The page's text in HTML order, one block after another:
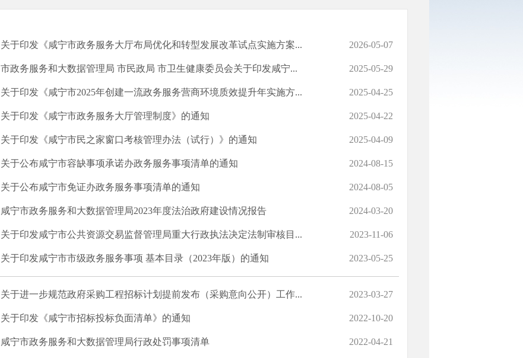
关于印发《咸宁市政务服务大厅布局优化和转型发展改革试点实施方案... 2026-05-07
市政务服务和大数据管理局 市民政局 市卫生健康委员会关于印发咸宁... 2025-05-29
关于印发《咸宁市2025年创建一流政务服务营商环境质效提升年实施方... 2025-04-25
关于印发《咸宁市政务服务大厅管理制度》的通知 2025-04-22
关于印发《咸宁市民之家窗口考核管理办法（试行）》的通知 2025-04-09
关于公布咸宁市容缺事项承诺办政务服务事项清单的通知 2024-08-15
关于公布咸宁市免证办政务服务事项清单的通知 2024-08-05
咸宁市政务服务和大数据管理局2023年度法治政府建设情况报告 2024-03-20
关于印发咸宁市公共资源交易监督管理局重大行政执法决定法制审核目... 2023-11-06
关于印发咸宁市市级政务服务事项 基本目录（2023年版）的通知 2023-05-25
关于进一步规范政府采购工程招标计划提前发布（采购意向公开）工作... 2023-03-27
关于印发《咸宁市招标投标负面清单》的通知 2022-10-20
咸宁市政务服务和大数据管理局行政处罚事项清单 2022-04-21